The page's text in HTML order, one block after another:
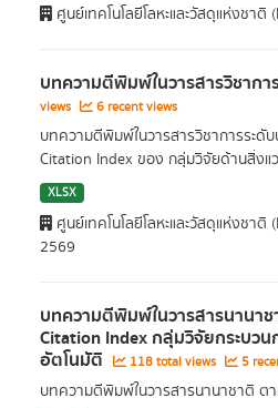
ศูนย์เทคโนโลยีโลหะและวัสดุแห่งชาติ
บทความตีพิมพ์ในวารสารวิชากา
views
6 recent views
บทความตีพิมพ์ในวารสารวิชาการระดั
Citation Index ของ กลุ่มวิจัยด้านสิ่งแ
XLSX
ศูนย์เทคโนโลยีโลหะและวัสดุแห่งชาติ
2569
บทความตีพิมพ์ในวารสารนานา
Citation Index กลุ่มวิจัยกระบว
อัตโนมัติ 118 total views 5
บทความตีพิมพ์ในวารสารนานาชาติ ต